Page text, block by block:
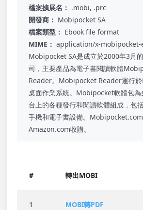
檔案擴展名： .mobi, .prc
開發商： Mobipocket SA
檔案類型： Ebook file format
MIME： application/x-mobipocket-
Mobipocket SA是成立於2000年3月
司，主要產品為電子書閱讀軟體
Reader。Mobipocket Reader運行於
桌面作業系統。Mobipocket軟體包為
台上的各種發行和閱讀軟體組成，包
手機和電子書設備。
Amazon.com收購。
# 轉出MOBI
1 MOBI轉PDF